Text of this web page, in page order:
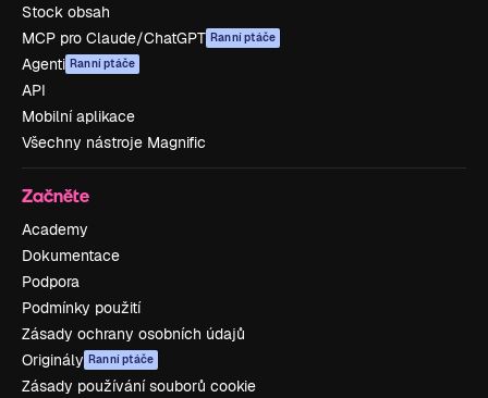
Stock obsah
MCP pro Claude/ChatGPT Ranní ptáče
Agenti Ranní ptáče
API
Mobilní aplikace
Všechny nástroje Magnific
Začněte
Academy
Dokumentace
Podpora
Podmínky použití
Zásady ochrany osobních údajů
Originály Ranní ptáče
Zásady používání souborů cookie